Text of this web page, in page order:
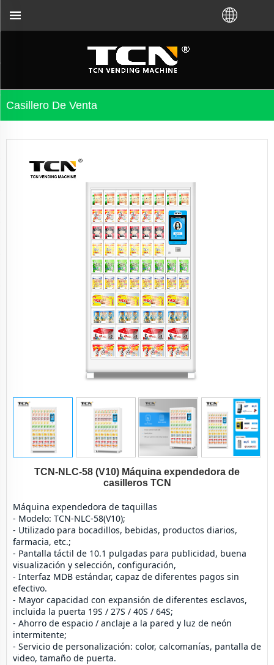
Casillero De Venta
TCN-NLC-58 (V10) Máquina expendedora de
casilleros TCN
Máquina expendedora de taquillas
- Modelo: TCN-NLC-58(V10);
- Utilizado para bocadillos, bebidas, productos diarios,
farmacia, etc.;
- Pantalla táctil de 10.1 pulgadas para publicidad, buena
visualización y selección, configuración,
- Interfaz MDB estándar, capaz de diferentes pagos sin
efectivo.
- Mayor capacidad con expansión de diferentes esclavos,
incluida la puerta 19S / 27S / 40S / 64S;
- Ahorro de espacio / anclaje a la pared y luz de neón
intermitente;
- Servicio de personalización: color, calcomanías, pantalla de
video, tamaño de puerta.
TCN o del distribuidor local. Llámenos: + 86-